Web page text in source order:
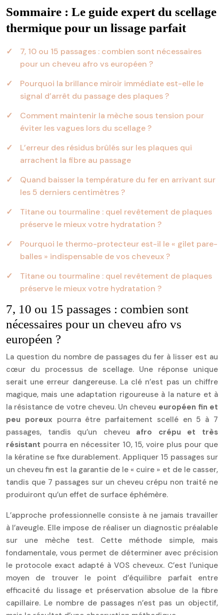
Sommaire : Le guide expert du scellage
thermique pour un lissage parfait
7, 10 ou 15 passages : combien sont nécessaires
pour un cheveu afro vs européen ?
Pourquoi la brillance miroir immédiate est-elle le
signal d’arrêt du passage des plaques ?
Comment maintenir la mèche sous tension pour
éviter les vagues lors du scellage ?
L’erreur des résidus brûlés sur les plaques qui
arrachent la fibre au passage
Quand baisser la température du fer en arrivant sur
les 5 derniers centimètres ?
Titane ou tourmaline : quel revêtement de plaques
préserve le mieux votre hydratation ?
Pourquoi le thermo-protecteur est-il le « gilet pare-
balles » indispensable de vos cheveux ?
Titane ou tourmaline : quel revêtement de plaques
préserve le mieux votre hydratation ?
7, 10 ou 15 passages : combien sont
nécessaires pour un cheveu afro vs
européen ?
La question du nombre de passages du fer à lisser est au
cœur du processus de scellage. Une réponse unique
serait une erreur dangereuse. La clé n’est pas un chiffre
magique, mais une adaptation rigoureuse à la nature et à
la résistance de votre cheveu. Un cheveu européen fin et
peu poreux pourra être parfaitement scellé en 5 à 7
passages, tandis qu’un cheveu afro crépu et très
résistant pourra en nécessiter 10, 15, voire plus pour que
la kératine se fixe durablement. Appliquer 15 passages sur
un cheveu fin est la garantie de le « cuire » et de le casser,
tandis que 7 passages sur un cheveu crépu non traité ne
produiront qu’un effet de surface éphémère.
L’approche professionnelle consiste à ne jamais travailler
à l’aveugle. Elle impose de réaliser un diagnostic préalable
sur une mèche test. Cette méthode simple, mais
fondamentale, vous permet de déterminer avec précision
le protocole exact adapté à VOS cheveux. C’est l’unique
moyen de trouver le point d’équilibre parfait entre
efficacité du lissage et préservation absolue de la fibre
capillaire. Le nombre de passages n’est pas un objectif,